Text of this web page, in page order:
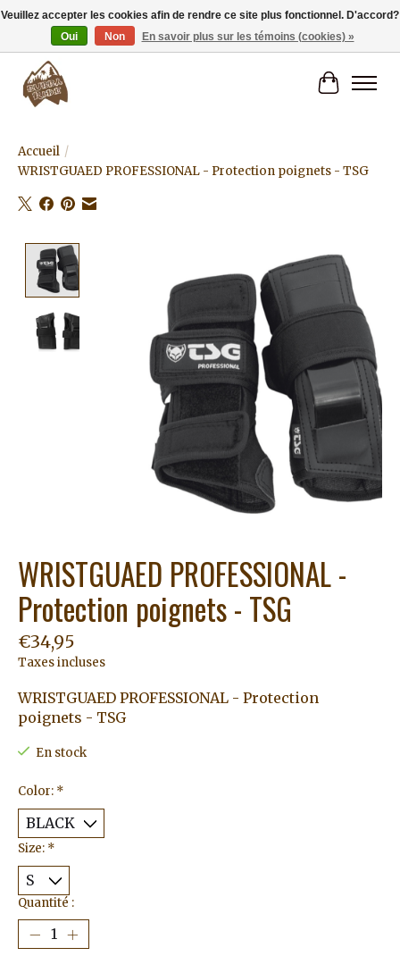
Livraison gratuite à partir de 80€.
Panier
Accueil /
WRISTGUAED PROFESSIONAL - Protection poignets - TSG
WRISTGUAED PROFESSIONAL -
Protection poignets - TSG
€34,95
Taxes incluses
WRISTGUAED PROFESSIONAL - Protection
poignets - TSG
En stock
Color: *
Size: *
Quantité :
Veuillez accepter les cookies afin de rendre ce site plus fonctionnel. D'accord?
Oui
Non En savoir plus sur les témoins (cookies) »